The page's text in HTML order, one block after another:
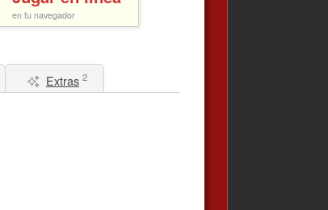
en tu navegador
Extras 2